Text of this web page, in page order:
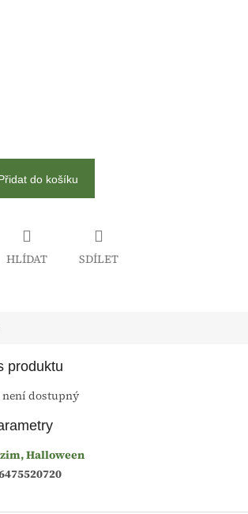
do košíku
HLÍDAT SDÍLET
produktu
dostupný
Halloween